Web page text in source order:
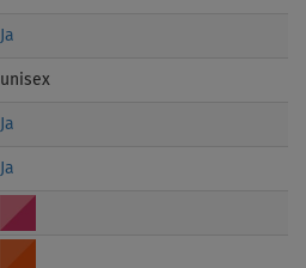
Ja
unisex
Ja
Ja